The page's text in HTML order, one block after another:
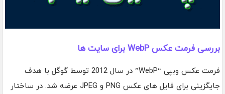
بررسی فرمت عکس WebP برای سایت ها
فرمت عکس وبپی “WebP” در سال 2012 توسط گوگل با هدف
جایگزینی برای فایل های عکس PNG و JPEG عرضه شد. در ساختار